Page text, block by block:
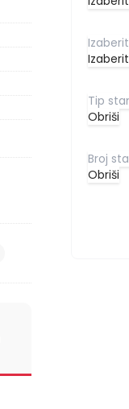
Obriši
Obriši